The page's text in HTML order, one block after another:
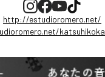
http://estudioromero.net/